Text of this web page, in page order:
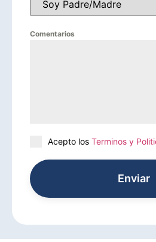
Comentarios
Acepto los Terminos y
Enviar